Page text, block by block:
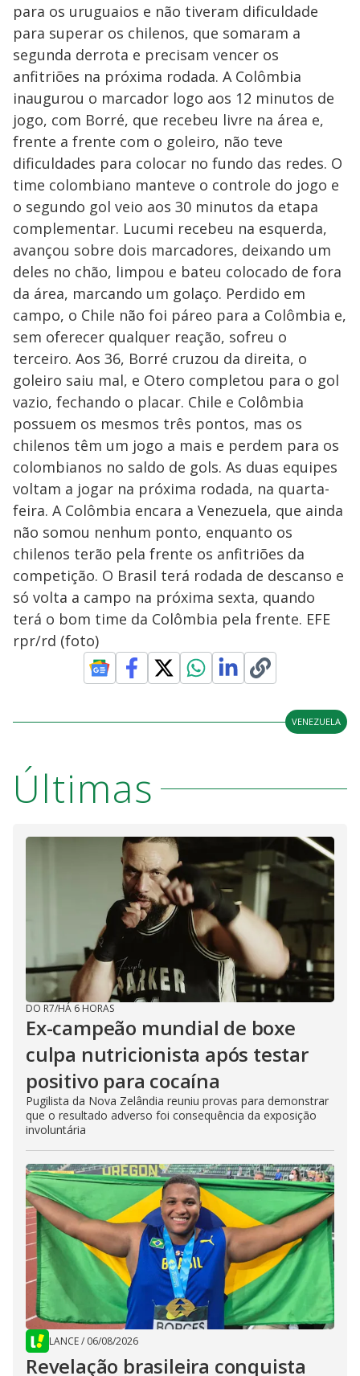
para os uruguaios e não tiveram dificuldade
para superar os chilenos, que somaram a
segunda derrota e precisam vencer os
anfitriões na próxima rodada. A Colômbia
inaugurou o marcador logo aos 12 minutos de
jogo, com Borré, que recebeu livre na área e,
frente a frente com o goleiro, não teve
dificuldades para colocar no fundo das redes. O
time colombiano manteve o controle do jogo e
o segundo gol veio aos 30 minutos da etapa
complementar. Lucumi recebeu na esquerda,
avançou sobre dois marcadores, deixando um
deles no chão, limpou e bateu colocado de fora
da área, marcando um golaço. Perdido em
campo, o Chile não foi páreo para a Colômbia e,
sem oferecer qualquer reação, sofreu o
terceiro. Aos 36, Borré cruzou da direita, o
goleiro saiu mal, e Otero completou para o gol
vazio, fechando o placar. Chile e Colômbia
possuem os mesmos três pontos, mas os
chilenos têm um jogo a mais e perdem para os
colombianos no saldo de gols. As duas equipes
voltam a jogar na próxima rodada, na quarta-
feira. A Colômbia encara a Venezuela, que ainda
não somou nenhum ponto, enquanto os
chilenos terão pela frente os anfitriões da
competição. O Brasil terá rodada de descanso e
só volta a campo na próxima sexta, quando
terá o bom time da Colômbia pela frente. EFE
rpr/rd (foto)
VENEZUELA
Últimas
DO R7/HÁ 6 HORAS
Ex-campeão mundial de boxe
culpa nutricionista após testar
positivo para cocaína
Pugilista da Nova Zelândia reuniu provas para demonstrar
que o resultado adverso foi consequência da exposição
involuntária
LANCE/ 06/08/2026
Revelação brasileira conquista